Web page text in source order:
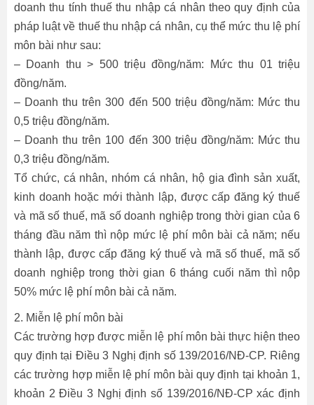
doanh thu tính thuế thu nhập cá nhân theo quy định của
pháp luật về thuế thu nhập cá nhân, cụ thể mức thu lệ phí
môn bài như sau:
– Doanh thu > 500 triệu đồng/năm: Mức thu 01 triệu
đồng/năm.
– Doanh thu trên 300 đến 500 triệu đồng/năm: Mức thu
0,5 triệu đồng/năm.
– Doanh thu trên 100 đến 300 triệu đồng/năm: Mức thu
0,3 triệu đồng/năm.
Tổ chức, cá nhân, nhóm cá nhân, hộ gia đình sản xuất,
kinh doanh hoặc mới thành lập, được cấp đăng ký thuế
và mã số thuế, mã số doanh nghiệp trong thời gian của 6
tháng đầu năm thì nộp mức lệ phí môn bài cả năm; nếu
thành lập, được cấp đăng ký thuế và mã số thuế, mã số
doanh nghiệp trong thời gian 6 tháng cuối năm thì nộp
50% mức lệ phí môn bài cả năm.
2. Miễn lệ phí môn bài
Các trường hợp được miễn lệ phí môn bài thực hiện theo
quy định tại Điều 3 Nghị định số 139/2016/NĐ-CP. Riêng
các trường hợp miễn lệ phí môn bài quy định tại khoản 1,
khoản 2 Điều 3 Nghị định số 139/2016/NĐ-CP xác định